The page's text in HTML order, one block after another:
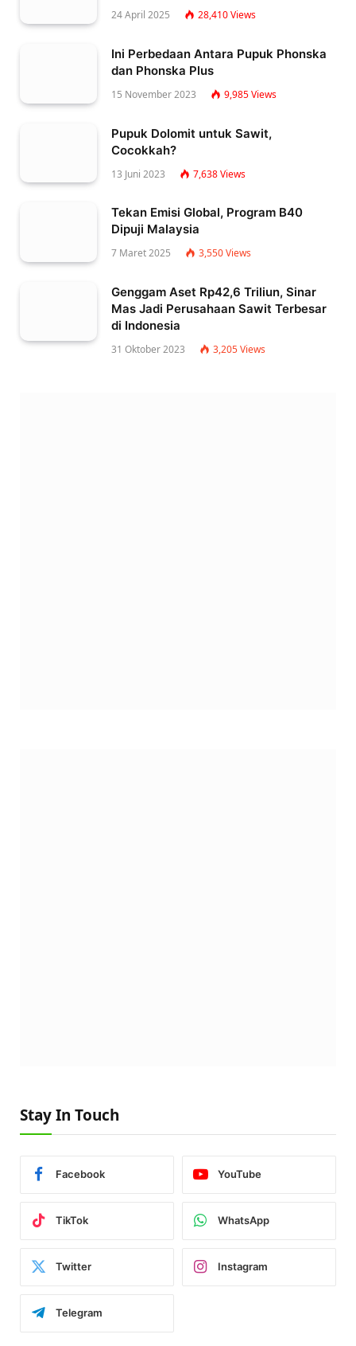
24 April 2025 28,410Views
Ini Perbedaan Antara Pupuk Phonska
dan Phonska Plus
15 November 2023 9,985Views
Pupuk Dolomit untuk Sawit,
Cocokkah?
13 Juni 2023 7,638Views
Tekan Emisi Global, Program B40
Dipuji Malaysia
7 Maret 2025 3,550Views
Genggam Aset Rp42,6 Triliun, Sinar
Mas Jadi Perusahaan Sawit Terbesar
di Indonesia
31 Oktober 2023 3,205Views
Stay In Touch
Facebook YouTube
TikTok WhatsApp
Twitter Instagram
Telegram